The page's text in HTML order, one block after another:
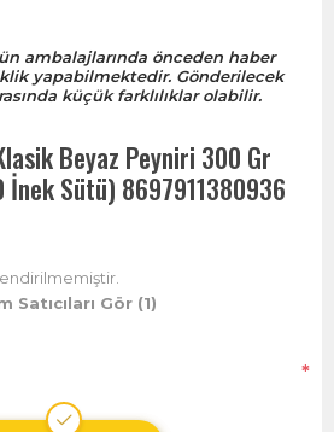
ambalajlarında önceden haber
yapabilmektedir. Gönderilecek
küçük farklılıklar olabilir.
Beyaz Peyniri 300 Gr
Sütü) 8697911380936
Satıcıları Gör (1)
*